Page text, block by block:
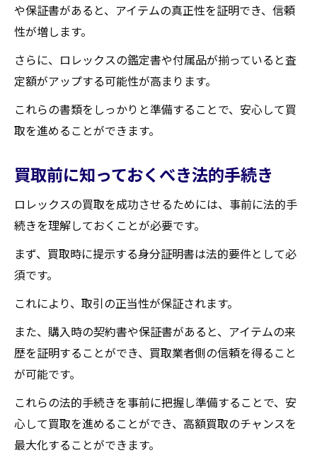
や保証書があると、アイテムの真正性を証明でき、信頼
性が増します。
さらに、ロレックスの鑑定書や付属品が揃っていると査
定額がアップする可能性が高まります。
これらの書類をしっかりと準備することで、安心して買
取を進めることができます。
買取前に知っておくべき法的手続き
ロレックスの買取を成功させるためには、事前に法的手
続きを理解しておくことが必要です。
まず、買取時に提示する身分証明書は法的要件として必
須です。
これにより、取引の正当性が保証されます。
また、購入時の契約書や保証書があると、アイテムの来
歴を証明することができ、買取業者側の信頼を得ること
が可能です。
これらの法的手続きを事前に把握し準備することで、安
心して買取を進めることができ、高額買取のチャンスを
最大化することができます。